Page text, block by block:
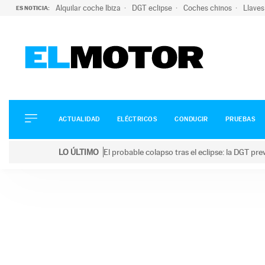
ES NOTICIA: Alquilar coche Ibiza DGT eclipse Coches chinos
ELÉCTRICOS
CONDUCIR
ACTUALIDAD ELÉCTRICOS CONDUCIR PRUEBAS
LO ÚLTIMO El probable colapso tras el eclipse: la DGT